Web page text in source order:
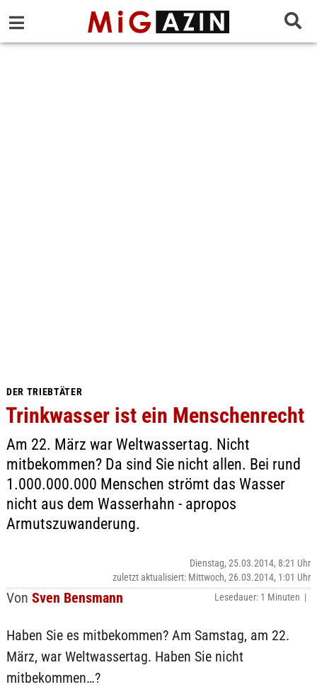
DER TRIEBTÄTER
Trinkwasser ist ein Menschenrecht
Am 22. März war Weltwassertag. Nicht
mitbekommen? Da sind Sie nicht allen. Bei rund
1.000.000.000 Menschen strömt das Wasser
nicht aus dem Wasserhahn - apropos
Armutszuwanderung.
Von Sven Bensmann
Dienstag, 25.03.2014, 8:21 Uhr
zuletzt aktualisiert: Mittwoch, 26.03.2014, 1:01 Uhr
Lesedauer: 1 Minuten |
Haben Sie es mitbekommen? Am Samstag, am 22.
März, war Weltwassertag. Haben Sie nicht
mitbekommen…?